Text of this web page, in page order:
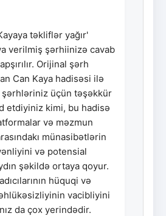
təkliflər yağır'
verilmiş şərhiinizə cavab
Orijinal şərh
Can Kaya hadisəsi ilə
şərhləriniz üçün təşəkkür
etdiyiniz kimi, bu hadisə
və məzmun
münasibətlərin
və potensial
şəkildə ortaya qoyur.
hüquqi və
vacibliyini
da çox yerindədir.